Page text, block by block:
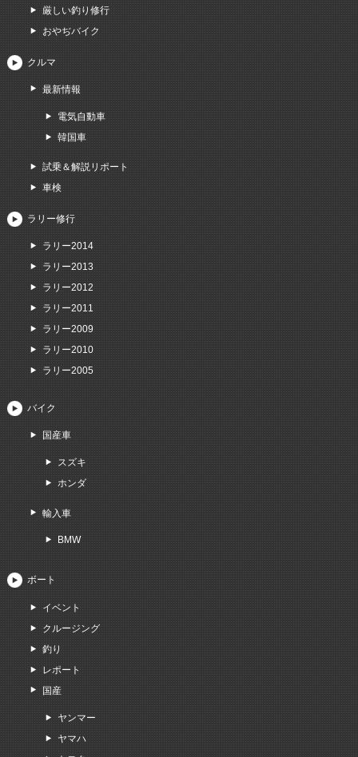
厳しい釣り修行
おやぢバイク
クルマ
最新情報
電気自動車
韓国車
試乗＆解説リポート
車検
ラリー修行
ラリー2014
ラリー2013
ラリー2012
ラリー2011
ラリー2009
ラリー2010
ラリー2005
バイク
国産車
スズキ
ホンダ
輸入車
BMW
ボート
イベント
クルージング
釣り
レポート
国産
ヤンマー
ヤマハ